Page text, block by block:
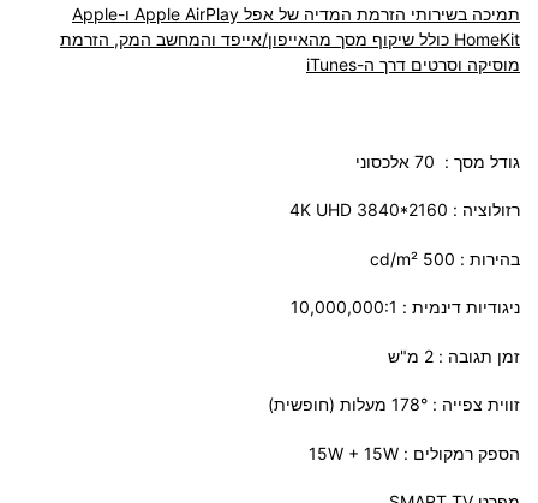
תמיכה בשירותי הזרמת המדיה של אפל Apple AirPlay ו-Apple
HomeKit כולל שיקוף מסך מהאייפון/אייפד והמחשב המק, הזרמת
מוסיקה וסרטים דרך ה-iTunes
גודל מסך : 70 אלכסוני
רזולוציה : 4K UHD 3840*2160
בהירות : 500 cd/m²
ניגודיות דינמית : 10,000,000:1
זמן תגובה : 2 מ"ש
זווית צפייה : 178° מעלות (חופשית)
הספק רמקולים : 15W + 15W